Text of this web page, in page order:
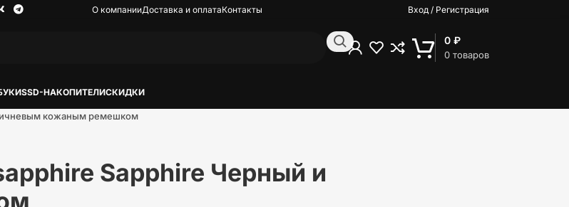
О компанииДоставка и оплатаКонтакты Вход / Регистрация
0 товаров
0 ₽
SSD-НАКОПИТЕЛИСКИДКИ
кожаным ремешком
Sapphire Черный и